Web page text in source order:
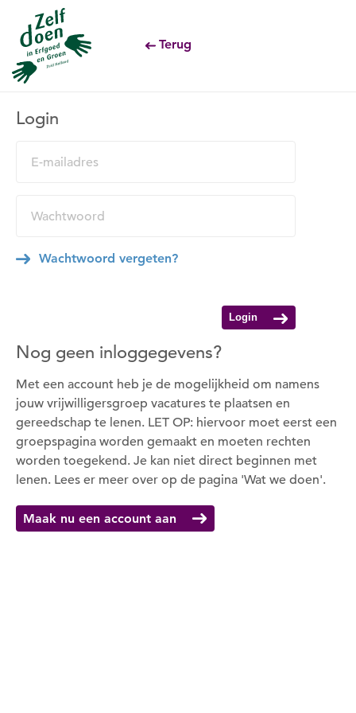
Terug
Login
Wachtwoord vergeten?
Login
Nog geen inloggegevens?
Met een account heb je de mogelijkheid om namens
jouw vrijwilligersgroep vacatures te plaatsen en
gereedschap te lenen. LET OP: hiervoor moet eerst een
groepspagina worden gemaakt en moeten rechten
worden toegekend. Je kan niet direct beginnen met
lenen. Lees er meer over op de pagina 'Wat we doen'.
Maak nu een account aan